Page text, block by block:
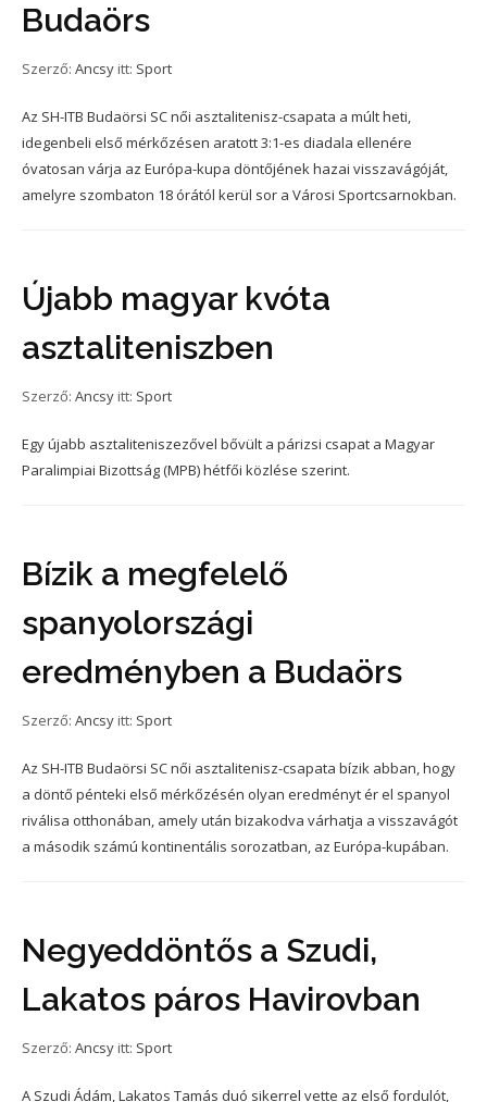
Budaörs
Szerző: Ancsy itt: Sport
Az SH-ITB Budaörsi SC női asztalitenisz-csapata a múlt heti,
idegenbeli első mérkőzésen aratott 3:1-es diadala ellenére
óvatosan várja az Európa-kupa döntőjének hazai visszavágóját,
amelyre szombaton 18 órától kerül sor a Városi Sportcsarnokban.
Újabb magyar kvóta
asztaliteniszben
Szerző: Ancsy itt: Sport
Egy újabb asztaliteniszezővel bővült a párizsi csapat a Magyar
Paralimpiai Bizottság (MPB) hétfői közlése szerint.
Bízik a megfelelő
spanyolországi
eredményben a Budaörs
Szerző: Ancsy itt: Sport
Az SH-ITB Budaörsi SC női asztalitenisz-csapata bízik abban, hogy
a döntő pénteki első mérkőzésén olyan eredményt ér el spanyol
riválisa otthonában, amely után bizakodva várhatja a visszavágót
a második számú kontinentális sorozatban, az Európa-kupában.
Negyeddöntős a Szudi,
Lakatos páros Havirovban
Szerző: Ancsy itt: Sport
A Szudi Ádám, Lakatos Tamás duó sikerrel vette az első fordulót,